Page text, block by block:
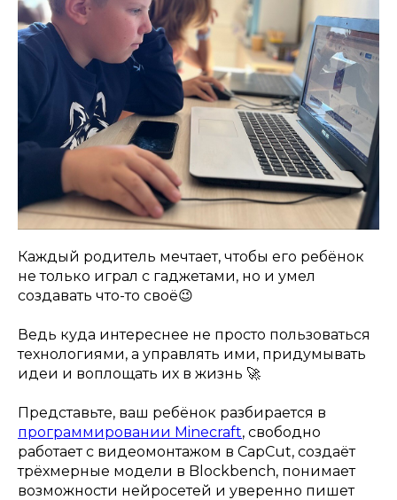
Каждый родитель мечтает, чтобы его ребёнок
не только играл с гаджетами, но и умел
создавать что-то своё😉
Ведь куда интереснее не просто пользоваться
технологиями, а управлять ими, придумывать
идеи и воплощать их в жизнь 🚀
Представьте, ваш ребёнок разбирается в
программировании Minecraft, свободно
работает с видеомонтажом в CapCut, создаёт
трёхмерные модели в Blockbench, понимает
возможности нейросетей и уверенно пишет